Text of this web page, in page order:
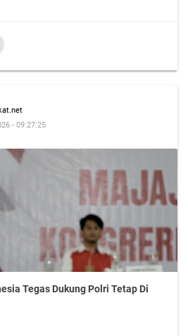
- 09:27:25
Tegas Dukung Polri Tetap Di